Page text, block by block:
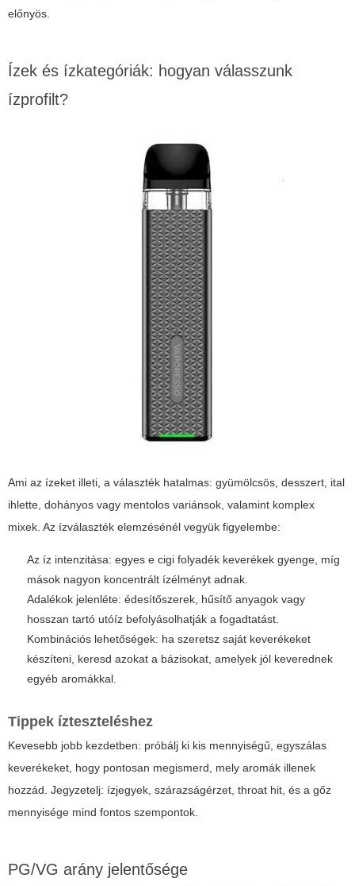
előnyös.
Ízek és ízkategóriák: hogyan válasszunk
ízprofilt?
Ami az ízeket illeti, a választék hatalmas: gyümölcsös, desszert, ital
ihlette, dohányos vagy mentolos variánsok, valamint komplex
mixek. Az ízválaszték elemzésénél vegyük figyelembe:
Az íz intenzitása: egyes e cigi folyadék keverékek gyenge, míg
mások nagyon koncentrált ízélményt adnak.
Adalékok jelenléte: édesítőszerek, hűsítő anyagok vagy
hosszan tartó utóíz befolyásolhatják a fogadtatást.
Kombinációs lehetőségek: ha szeretsz saját keverékeket
készíteni, keresd azokat a bázisokat, amelyek jól keverednek
egyéb aromákkal.
Tippek ízteszteléshez
Kevesebb jobb kezdetben: próbálj ki kis mennyiségű, egyszálas
keverékeket, hogy pontosan megismerd, mely aromák illenek
hozzád. Jegyzetelj: ízjegyek, szárazságérzet, throat hit, és a gőz
mennyisége mind fontos szempontok.
PG/VG arány jelentősége